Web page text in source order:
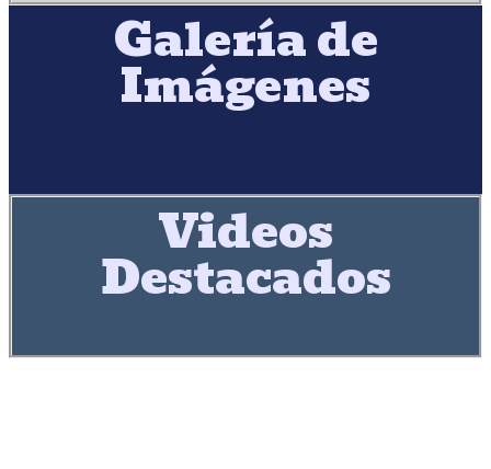
Galería de
Imágenes
Videos
Destacados